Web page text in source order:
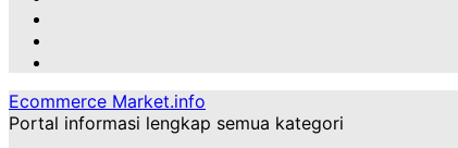
Ecommerce Market.info
Portal informasi lengkap semua kategori